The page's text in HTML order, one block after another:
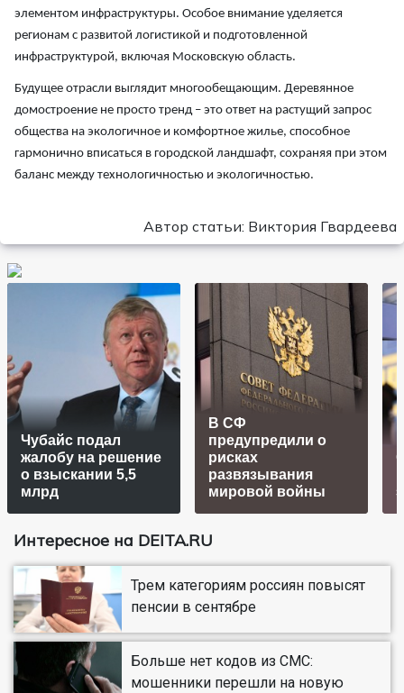
элементом инфраструктуры. Особое внимание уделяется
регионам с развитой логистикой и подготовленной
инфраструктурой, включая Московскую область.
Будущее отрасли выглядит многообещающим. Деревянное
домостроение не просто тренд – это ответ на растущий запрос
общества на экологичное и комфортное жилье, способное
гармонично вписаться в городской ландшафт, сохраняя при этом
баланс между технологичностью и экологичностью.
Автор статьи: Виктория Гвардеева
Чубайс подал
жалобу на решение
о взыскании 5,5
млрд
В СФ
предупредили о
рисках
развязывания
мировой войны
Интересное на DEITA.RU
Трем категориям россиян повысят
пенсии в сентябре
Больше нет кодов из СМС:
мошенники перешли на новую